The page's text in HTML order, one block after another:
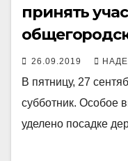
принять
26.09.2019
В пятницу, 27
субботник. Особое
уделено посадке